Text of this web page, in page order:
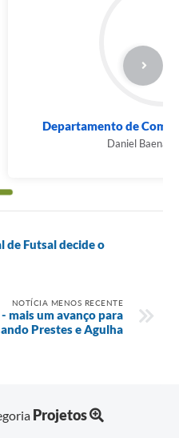
e Marketing
de Futsal decide o
NOTÍCIA MENOS RECENTE
mais um avanço para
Prestes e Agulha
Projetos